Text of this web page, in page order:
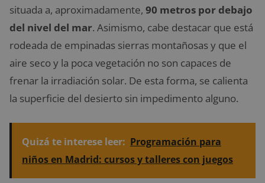
situada a, aproximadamente, 90 metros por debajo
del nivel del mar. Asimismo, cabe destacar que está
rodeada de empinadas sierras montañosas y que el
aire seco y la poca vegetación no son capaces de
frenar la irradiación solar. De esta forma, se calienta
la superficie del desierto sin impedimento alguno.
Quizá te interese leer: Programación para
niños en Madrid: cursos y talleres con juegos